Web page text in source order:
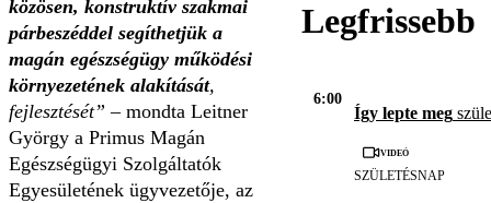
közösen, konstruktív szakmai
párbeszéddel segíthetjük a
magán egészségügy működési
környezetének alakítását,
fejlesztését” – mondta Leitner
György a Primus Magán
Egészségügyi Szolgáltatók
Egyesületének ügyvezetője, az
Legfrissebb
6:00
Így lepte meg
Videó
SZÜLETÉSNAP